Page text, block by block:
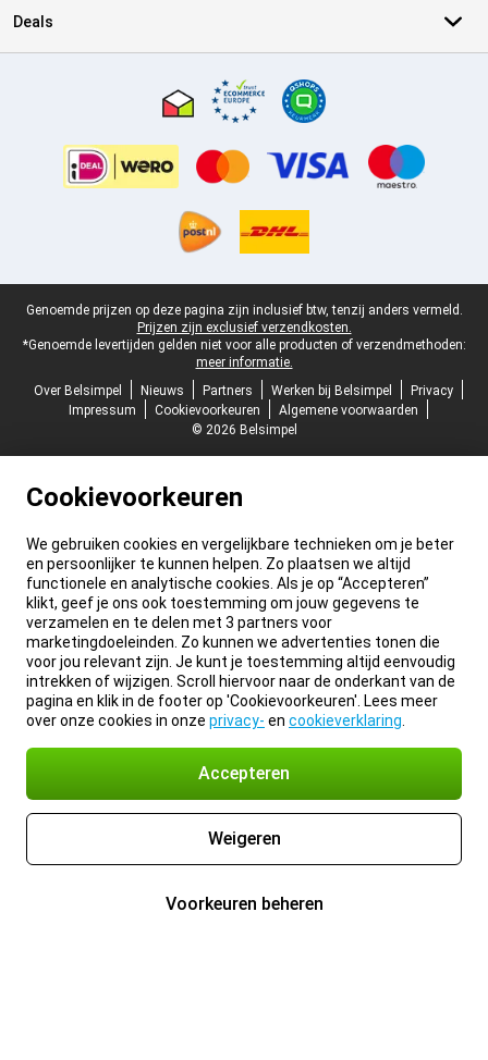
Deals
Juridische voettekst
Genoemde prijzen op deze pagina zijn inclusief btw, tenzij anders vermeld.
Prijzen zijn exclusief verzendkosten.
*Genoemde levertijden gelden niet voor alle producten of verzendmethoden:
meer informatie.
Over Belsimpel
Nieuws Partners Werken bij Belsimpel
Privacy
Impressum
Cookievoorkeuren
Algemene voorwaarden
© 2026 Belsimpel
Cookievoorkeuren
We gebruiken cookies en vergelijkbare technieken om je beter
en persoonlijker te kunnen helpen. Zo plaatsen we altijd
functionele en analytische cookies. Als je op “Accepteren”
klikt, geef je ons ook toestemming om jouw gegevens te
verzamelen en te delen met 3 partners voor
marketingdoeleinden. Zo kunnen we advertenties tonen die
voor jou relevant zijn. Je kunt je toestemming altijd eenvoudig
intrekken of wijzigen. Scroll hiervoor naar de onderkant van de
pagina en klik in de footer op 'Cookievoorkeuren'. Lees meer
over onze cookies in onze privacy- en cookieverklaring
Accepteren
Weigeren
Voorkeuren beheren